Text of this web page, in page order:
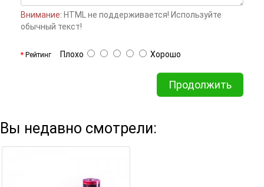
Внимание: HTML не поддерживается! Используйте
обычный текст!
Рейтинг Плохо Хорошо
Продолжить
Вы недавно смотрели: